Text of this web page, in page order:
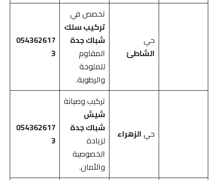
حي
الشاطئ
تخصص في
تركيب سلك
شباك جدة
المقاوم
للملوحة
والرطوبة.
054362617
3
حيالزهراء
تركيب وصيانة
شيش
شباك جدة
لزيادة
الخصوصية
والأمان.
054362617
3